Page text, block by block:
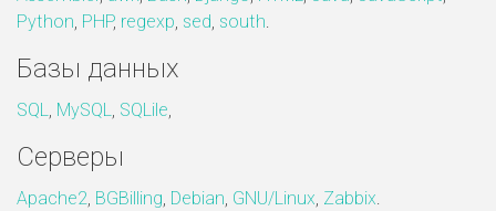
Python, PHP, regexp, sed, south.
Базы данных
SQL, MySQL, SQLile,
Серверы
Apache2, BGBilling, Debian, GNU/Linux, Zabbix.